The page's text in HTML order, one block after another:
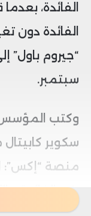
الفائدة،
الفائدة دون
“جيروم باول”
سبتمبر.
وكتب المؤسس
سكوير
منصة “إكس”:
رفع الفائدة،